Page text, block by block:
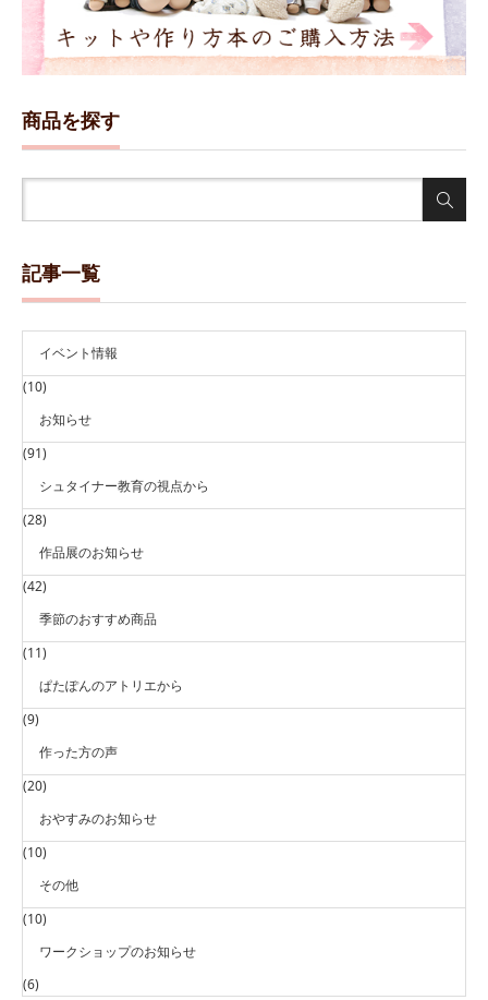
商品を探す
記事一覧
イベント情報
(10)
お知らせ
(91)
シュタイナー教育の視点から
(28)
作品展のお知らせ
(42)
季節のおすすめ商品
(11)
ぱたぽんのアトリエから
(9)
作った方の声
(20)
おやすみのお知らせ
(10)
その他
(10)
ワークショップのお知らせ
(6)